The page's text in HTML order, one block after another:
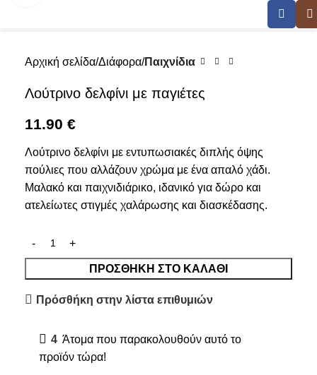
Αρχική σελίδα Διάφορα Παιχνίδια
Λούτρινο δελφίνι με παγιέτες
11.90 €
Λούτρινο δελφίνι με εντυπωσιακές διπλής όψης
πούλιες που αλλάζουν χρώμα με ένα απαλό χάδι.
Μαλακό και παιχνιδιάρικο, ιδανικό για δώρο και
ατελείωτες στιγμές χαλάρωσης και διασκέδασης.
ΠΡΟΣΘΉΚΗ ΣΤΟ ΚΑΛΆΘΙ
Πρόσθήκη στην λίστα επιθυμιών
4 Άτομα που παρακολουθούν αυτό το
προϊόν τώρα!